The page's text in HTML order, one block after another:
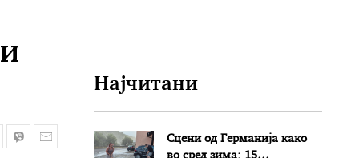
Најчитани
Сцени од Германија како
во сред зима: 15